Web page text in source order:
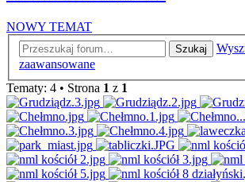
NOWY TEMAT
Szukaj
zaawansowane
Tematy: 4 • Strona 1 z 1